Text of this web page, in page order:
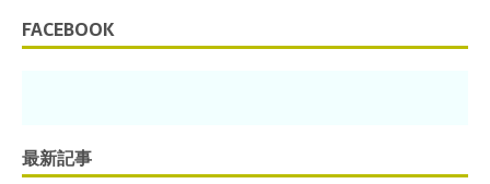
FACEBOOK
最新記事